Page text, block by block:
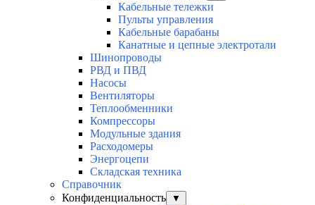
Кабельные тележки
Пульты управления
Кабельные барабаны
Канатные и цепные электротали
Шинопроводы
РВД и ПВД
Насосы
Вентиляторы
Теплообменники
Компрессоры
Модульные здания
Расходомеры
Энергоцепи
Складская техника
Справочник
Конфиденциальность
▼